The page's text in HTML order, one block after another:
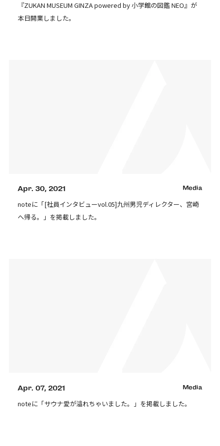
『ZUKAN MUSEUM GINZA powered by 小学館の図鑑 NEO』が
本日開業しました。
Apr. 30, 2021 Media
noteに「[社員インタビューvol.05]九州男児ディレクター、宮崎
へ帰る。」を掲載しました。
Apr. 07, 2021 Media
noteに「サウナ愛が溢れちゃいました。」を掲載しました。